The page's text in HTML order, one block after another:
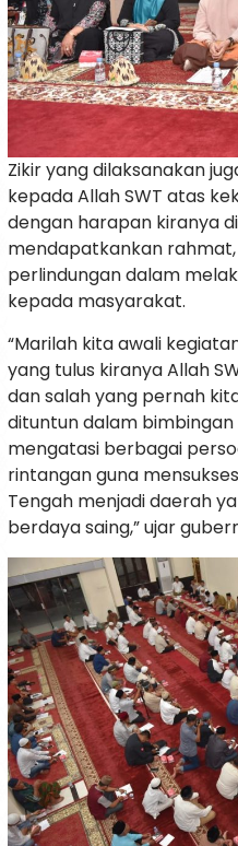
Zikir yang dilaksanakan
kepada Allah SWT atas
dengan harapan kiranya
mendapatkankan
perlindungan dalam
kepada masyarakat.
“Marilah kita awali
yang tulus kiranya Allah
dan salah yang pernah
dituntun dalam bimbingan
mengatasi berbagai
rintangan guna
Tengah menjadi daerah
berdaya saing,” ujar